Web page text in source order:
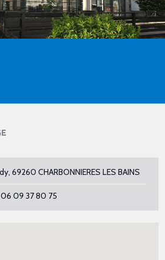
69260 CHARBONNIERES LES BAINS
09 37 80 75